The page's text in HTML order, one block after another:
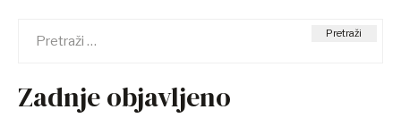
Zadnje objavljeno